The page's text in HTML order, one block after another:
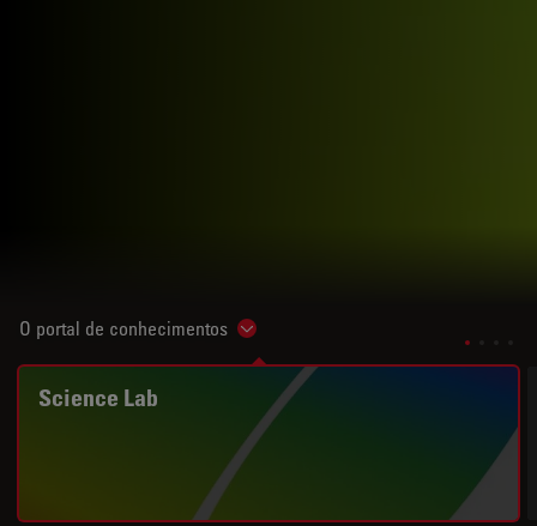
O portal de conhecimentos Show subnavigation
Science Lab